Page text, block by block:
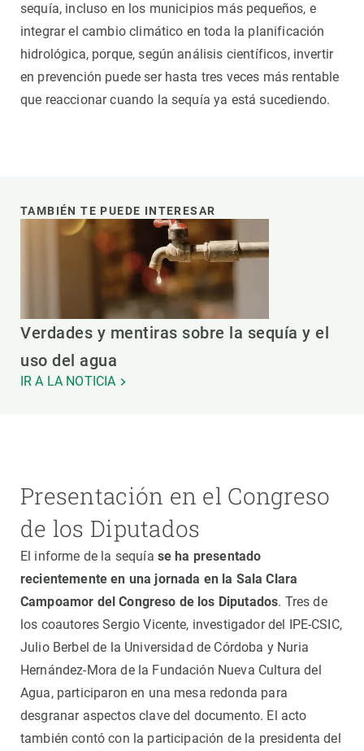
sequía, incluso en los municipios más pequeños, e
integrar el cambio climático en toda la planificación
hidrológica, porque, según análisis científicos, invertir
en prevención puede ser hasta tres veces más rentable
que reaccionar cuando la sequía ya está sucediendo.
TAMBIÉN TE PUEDE INTERESAR
Verdades y mentiras sobre la sequía y el
uso del agua
IR A LA NOTICIA
Presentación en el Congreso
de los Diputados
El informe de la sequía se ha presentado
recientemente en una jornada en la Sala Clara
Campoamor del Congreso de los Diputados. Tres de
los coautores Sergio Vicente, investigador del IPE-CSIC,
Julio Berbel de la Universidad de Córdoba y Nuria
Hernández-Mora de la Fundación Nueva Cultura del
Agua, participaron en una mesa redonda para
desgranar aspectos clave del documento. El acto
también contó con la participación de la presidenta del